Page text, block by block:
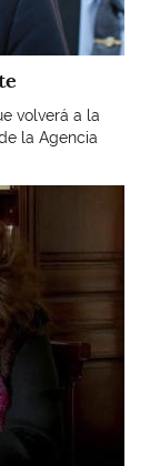
volverá a la
la Agencia